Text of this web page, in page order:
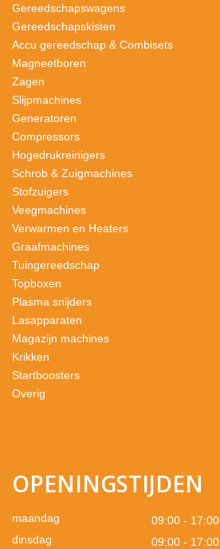
Gereedschapswagens
Gereedschapskisten
Accu gereedschap & Combisets
Magneetboren
Zagen
Slijpmachines
Generatoren
Compressors
Hogedrukreinigers
Schrob & Zuigmachines
Stofzuigers
Veegmachines
Verwarmen en Heaters
Graafmachines
Tuingereedschap
Topboxen
Plasma snijders
Lasapparaten
Magazijn machines
Krikken
Startboosters
Overig
OPENINGSTIJDEN
maandag
09:00 - 17:00
dinsdag
09:00 - 17:00